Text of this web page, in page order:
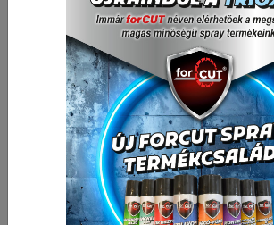
2 451,97 Ft
Bruttó ár: 3 114,00 Ft
Vissza a kategóriába: Oszloptalp állítható
Mennyiség
+ db Kosárba